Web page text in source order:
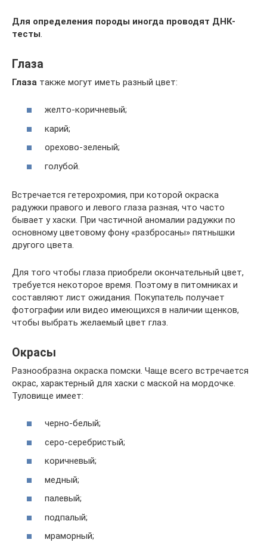
Для определения породы иногда проводят ДНК-
тесты
Глаза
Глаза также могут иметь разный цвет:
желто-коричневый;
карий;
орехово-зеленый;
голубой.
Встречается гетерохромия, при которой окраска
радужки правого и левого глаза разная, что часто
бывает у хаски. При частичной аномалии радужки по
основному цветовому фону «разбросаны» пятнышки
другого цвета.
Для того чтобы глаза приобрели окончательный цвет,
требуется некоторое время. Поэтому в питомниках и
составляют лист ожидания. Покупатель получает
фотографии или видео имеющихся в наличии щенков,
чтобы выбрать желаемый цвет глаз.
Окрасы
Разнообразна окраска помски. Чаще всего встречается
окрас, характерный для хаски с маской на мордочке.
Туловище имеет:
черно-белый;
серо-серебристый;
коричневый;
медный;
палевый;
подпалый;
мраморный;